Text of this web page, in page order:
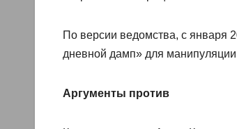
По версии ведомства, с января
дневной дамп» для
Аргументы против